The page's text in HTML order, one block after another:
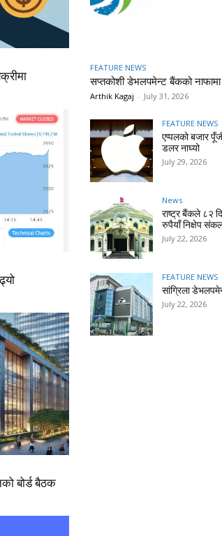
बोर्ड बैठक
FEATURE NEWS
सप्तकोशी डेभलपमेन्ट बैंकको
Arthik Kagaj - July 31, 2026
FEATURE NEWS
एप्पलको बजार
डलर नाघ्यो
July 29, 2026
News
राष्ट्र बैंकले ८२
रुपैयाँ निक्षेप
July 22, 2026
FEATURE NEWS
सांग्रिला
July 22, 2026